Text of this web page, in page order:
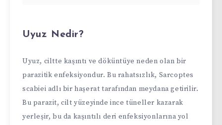
Uyuz Nedir?
Uyuz, ciltte kaşıntı ve döküntüye neden olan bir
parazitik enfeksiyondur. Bu rahatsızlık, Sarcoptes
scabiei adlı bir haşerat tarafından meydana getirilir.
Bu parazit, cilt yüzeyinde ince tüneller kazarak
yerleşir, bu da kaşıntılı deri enfeksiyonlarına yol